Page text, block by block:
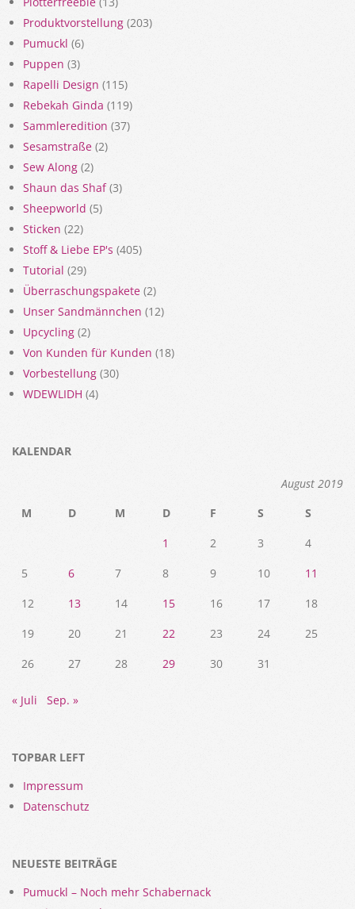
Produktvorstellung (203)
Pumuckl (6)
Puppen (3)
Rapelli Design (115)
Rebekah Ginda (119)
Sammleredition (37)
Sesamstraße (2)
Sew Along (2)
Shaun das Shaf(3)
Sheepworld (5)
Sticken (22)
Stoff & Liebe EP's (405)
Tutorial (29)
Überraschungspakete (2)
Unser Sandmännchen (12)
Upcycling (2)
Von Kunden für Kunden (18)
Vorbestellung (30)
WDEWLIDH (4)
KALENDAR
August 2019
M
D M D F S
S
1
2 3
4
5
6 7 8 9 10
11
12
13 14 15 16 17
18
19
20 21 22 23 24
25
26
27 28 29 30 31
« Juli Sep. »
TOPBAR LEFT
Impressum
Datenschutz
NEUESTE BEITRÄGE
Pumuckl – Noch mehr Schabernack